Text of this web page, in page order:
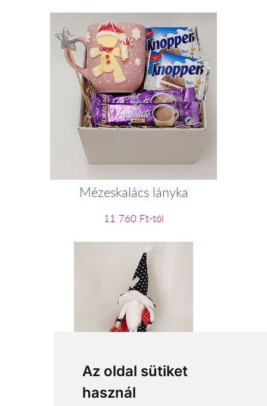
Az oldal sütiket
használ
Mézeskalács lányka
11 760 Ft-tól
Pöttyös manó fiú
15 360 Ft-tól